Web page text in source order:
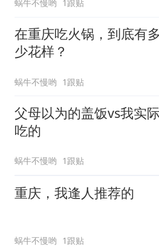
蜗牛不慢哟 1跟贴
在重庆吃火锅，到底有多
少花样？
蜗牛不慢哟 1跟贴
父母以为的盖饭vs我实
吃的
蜗牛不慢哟 1跟贴
重庆，我逢人推荐的
蜗牛不慢哟 1跟贴